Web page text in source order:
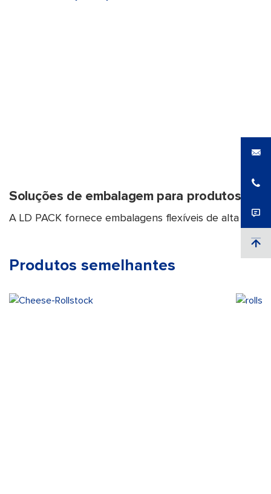
Soluções de embalagem para produtos
A LD PACK fornece embalagens flexíveis de alta bar...
Produtos semelhantes